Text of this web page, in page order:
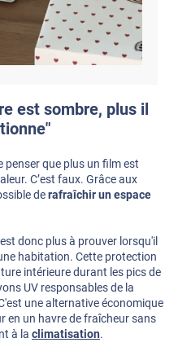
est sombre, plus il
penser que plus un film est
C’est faux. Grâce aux
derafraîchir un espace
donc plus à prouver lorsqu'il
habitation. Cette protection
intérieure durant les pics de
UV responsables de la
une alternative économique
en un havre de fraîcheur sans
à la climatisation.